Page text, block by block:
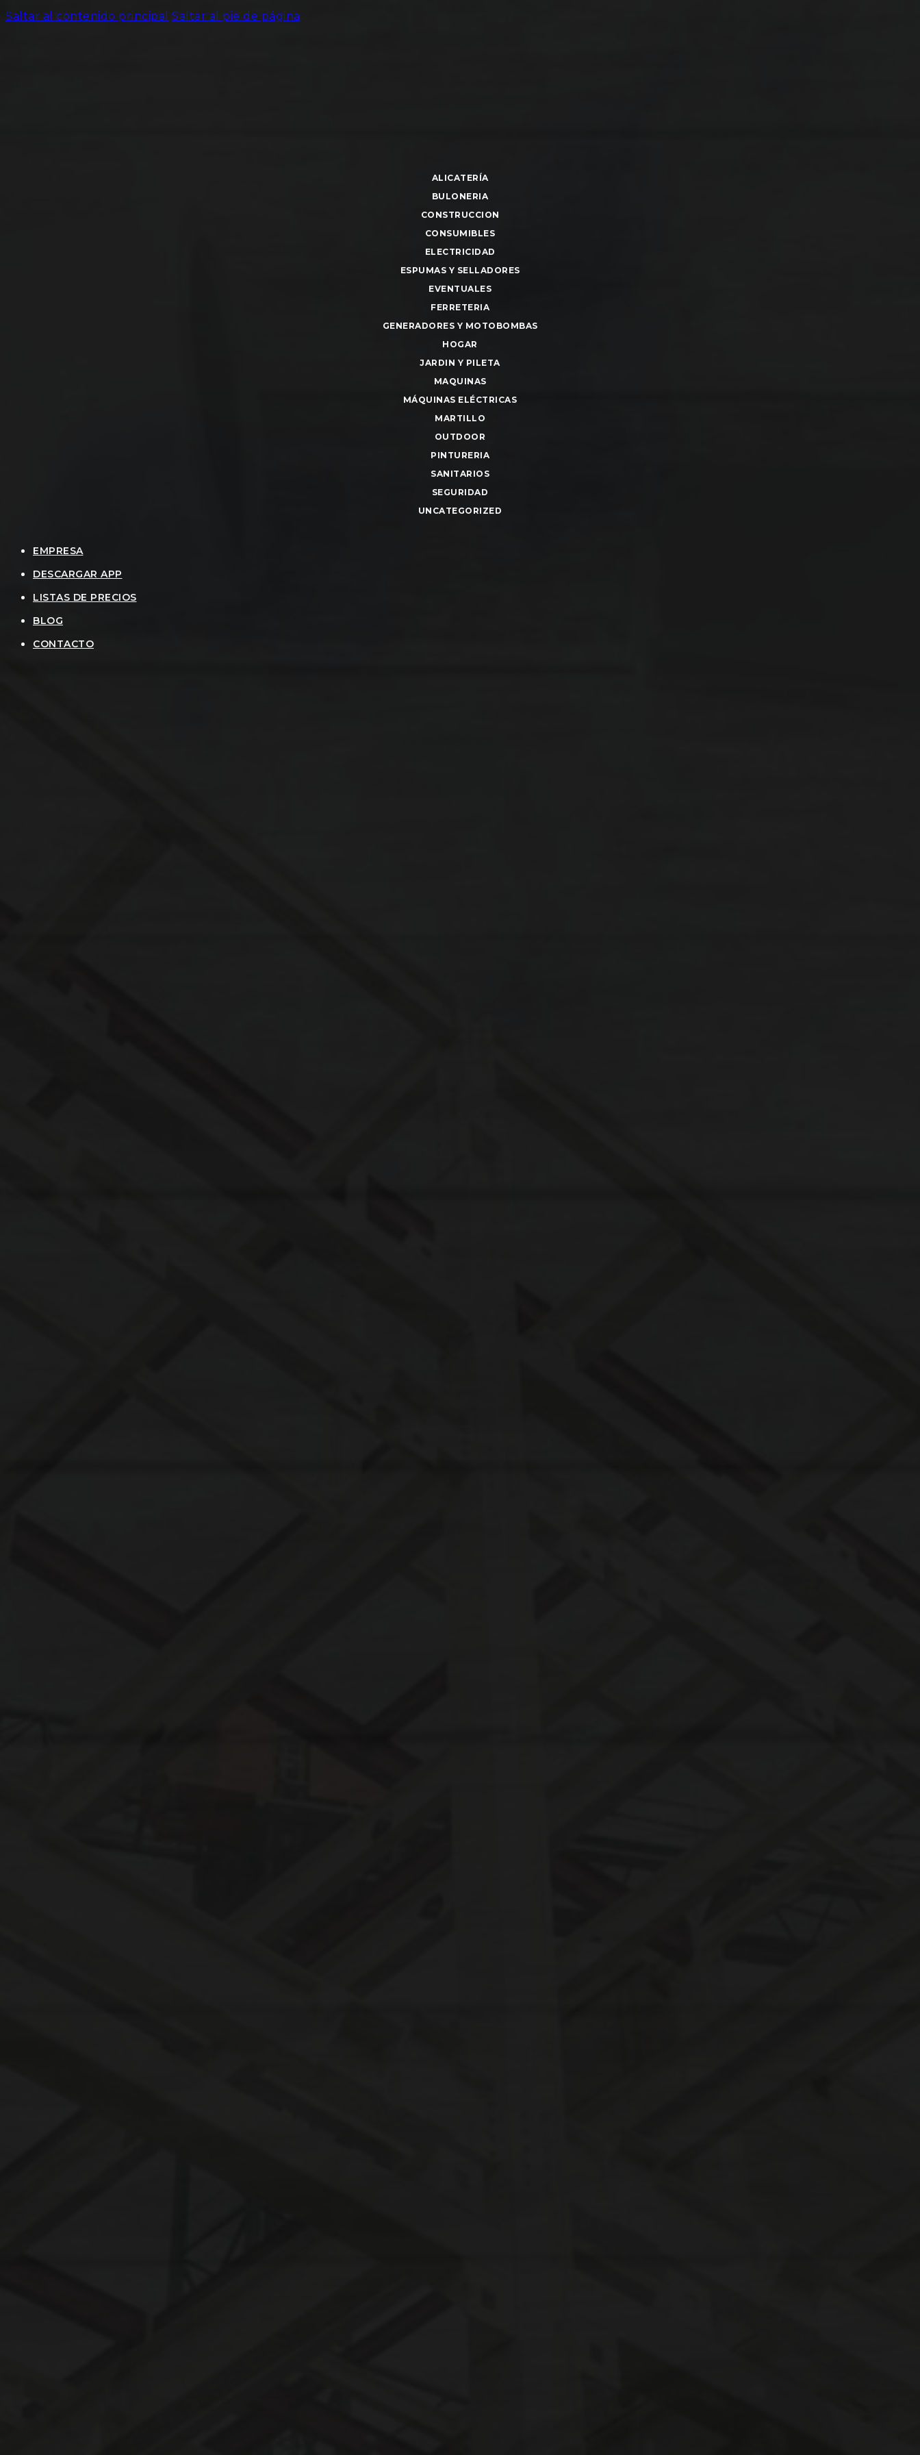
Saltar al contenido principal Saltar al pie de página
ALICATERÍA
BULONERIA
CONSTRUCCION
CONSUMIBLES
ELECTRICIDAD
ESPUMAS Y SELLADORES
EVENTUALES
FERRETERIA
GENERADORES Y MOTOBOMBAS
HOGAR
JARDIN Y PILETA
MAQUINAS
MÁQUINAS ELÉCTRICAS
MARTILLO
OUTDOOR
PINTURERIA
SANITARIOS
SEGURIDAD
UNCATEGORIZED
EMPRESA
DESCARGAR APP
LISTAS DE PRECIOS
BLOG
CONTACTO